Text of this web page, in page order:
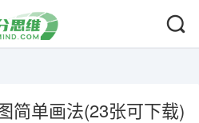
简单画法(23张可下载)